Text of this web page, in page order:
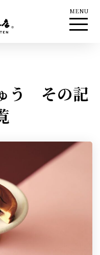
MENU
う その記